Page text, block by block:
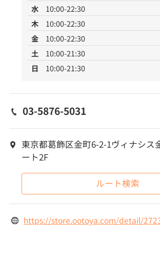
水
10:00-22:30
木
10:00-22:30
金
10:00-22:30
土
10:00-21:30
日
10:00-21:30
03-5876-5031
東京都葛飾区金町6-2-1ヴィナシス
ート2F
ルート検索
https://store.ootoya.com/detail/